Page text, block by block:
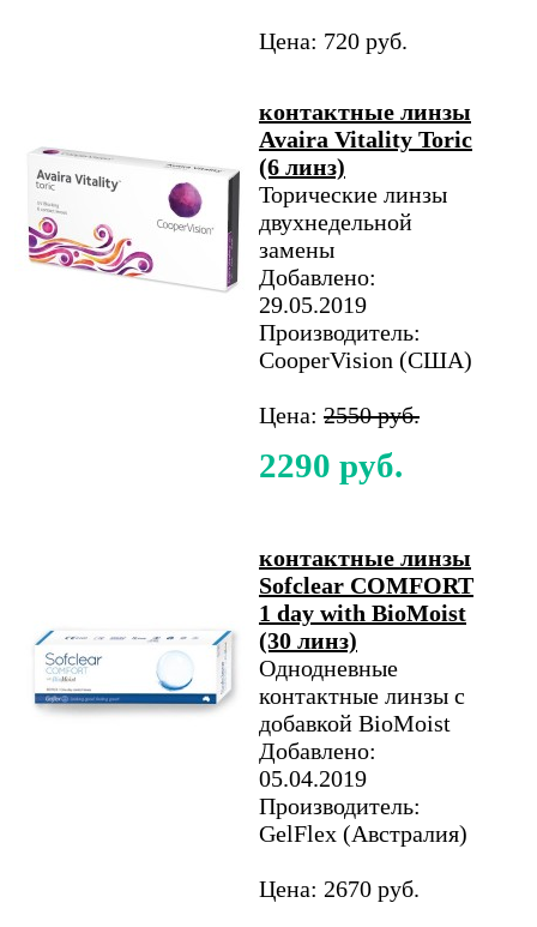
Цена: 720 руб.
контактные линзы
Avaira Vitality Toric
(6 линз)
Торические линзы
двухнедельной
замены
Добавлено:
29.05.2019
Производитель:
CooperVision (США)
Цена: 2550 руб.
2290 руб.
контактные линзы
Sofclear COMFORT
1 day with BioMoist
(30 линз)
Однодневные
контактные линзы с
добавкой BioMoist
Добавлено:
05.04.2019
Производитель:
GelFlex (Австралия)
Цена: 2670 руб.